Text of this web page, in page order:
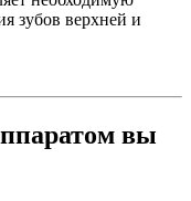
зубов верхней и
вы